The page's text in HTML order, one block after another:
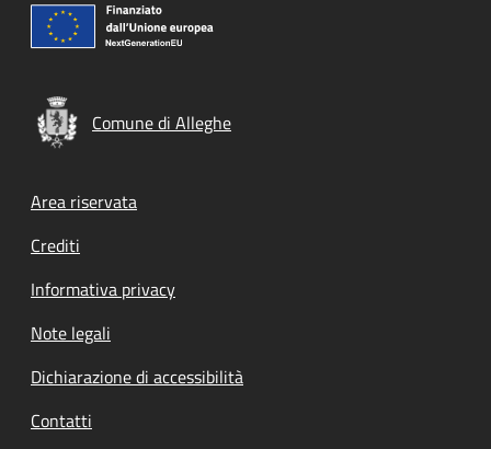
Comune di Alleghe
Footer menu
Area riservata
Crediti
Informativa privacy
Note legali
Dichiarazione di accessibilità
Contatti